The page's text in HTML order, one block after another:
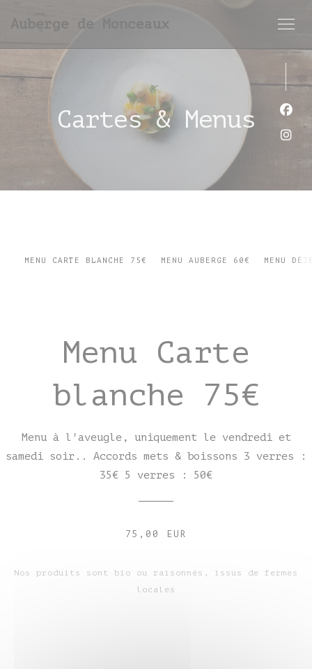
Auberge de Monceaux
Cartes & Menus
MENU CARTE BLANCHE 75€ MENU AUBERGE 60€ MENU
Menu Carte
blanche 75€
Menu à l'aveugle, uniquement le vendredi et
samedi soir.. Accords mets & boissons 3 verres :
35€ 5 verres : 50€
75,00 EUR
Nos produits sont bio ou raisonnés, issus de fermes
locales